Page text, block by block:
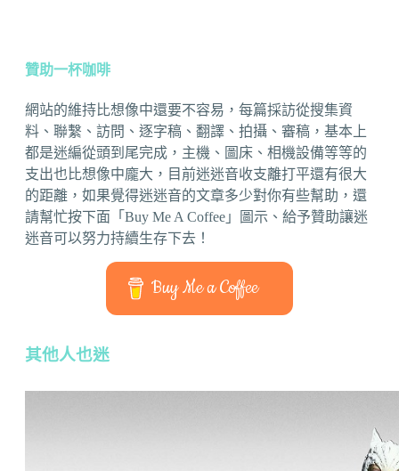
贊助一杯咖啡
網站的維持比想像中還要不容易，每篇採訪從搜集資
料、聯繫、訪問、逐字稿、翻譯、拍攝、審稿，基本上
都是迷編從頭到尾完成，主機、圖床、相機設備等等的
支出也比想像中龐大，目前迷迷音收支離打平還有很大
的距離，如果覺得迷迷音的文章多少對你有些幫助，還
請幫忙按下面「Buy Me A Coffee」圖示、給予贊助讓迷
迷音可以努力持續生存下去！
Buy Me a Coffee
其他人也迷